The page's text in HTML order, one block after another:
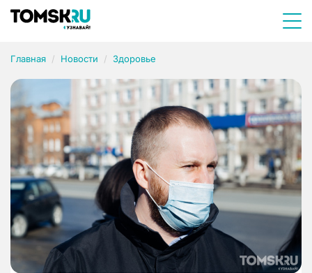
Главная Новости Здоровье